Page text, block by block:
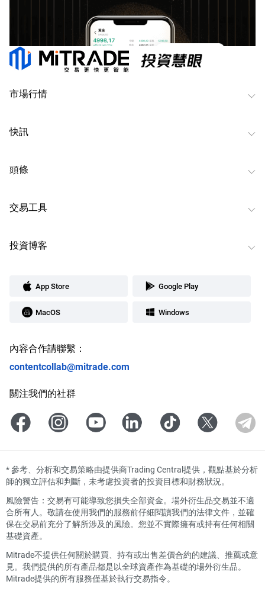
市場行情
快訊
頭條
交易工具
投資博客
App Store Google Play
MacOS Windows
內容合作請聯繫：
contentcollab@mitrade.com
關注我們的社群
*參考、分析和交易策略由提供商Trading Central提供，觀點基於分析
師的獨立評估和判斷，未考慮投資者的投資目標和財務狀況。
風險警告：交易有可能導致您損失全部資金。場外衍生品交易並不適
合所有人。敬請在使用我們的服務前仔細閱讀我們的法律文件，並確
保在交易前充分了解所涉及的風險。您並不實際擁有或持有任何相關
基礎資產。
Mitrade不提供任何關於購買、持有或出售差價合約的建議、推薦或意
見。我們提供的所有產品都是以全球資產作為基礎的場外衍生品。
Mitrade提供的所有服務僅基於執行交易指令。